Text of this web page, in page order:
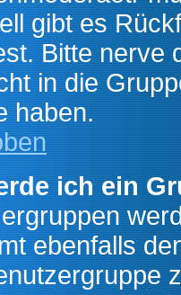
gibt es
Bitte nerve
in die
haben.
ich ein
ebenfalls